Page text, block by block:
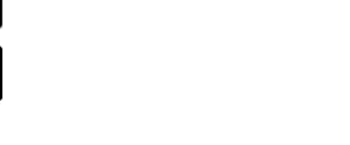
Google